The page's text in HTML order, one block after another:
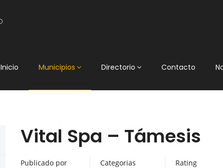
Inicio Municipios Directorio Contacto
Vital Spa – Támesis
Publicado por
Categorias
Rating